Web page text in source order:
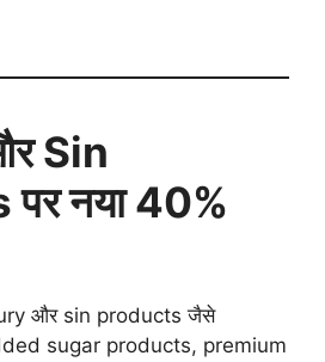
Sin
नया 40%
और sin products जैसे
sugar products, premium